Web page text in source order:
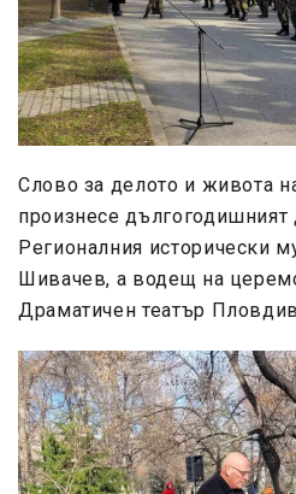
Слово за делото и живота
произнесе дългогодишният
Регионалния исторически
Шивачев, а водещ на
Драматичен театър